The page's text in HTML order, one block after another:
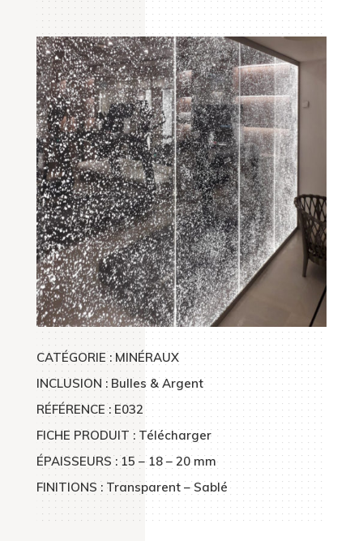
CATÉGORIE : MINÉRAUX
INCLUSION : Bulles & Argent
RÉFÉRENCE : E032
FICHE PRODUIT : Télécharger
ÉPAISSEURS : 15 – 18 – 20 mm
FINITIONS : Transparent – Sablé